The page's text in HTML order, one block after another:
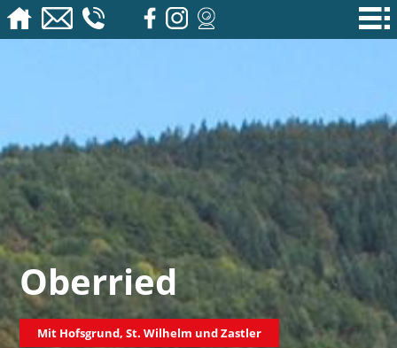
Oberried
Mit Hofsgrund, St. Wilhelm und Zastler